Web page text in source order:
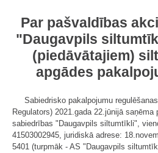
Par pašvaldības
"Daugavpils
(piedāvātajiem)
apgādes
Sabiedrisko pakalpojumu
Regulators) 2021.gada 22.jūnijā
sabiedrības "Daugavpils siltumtīkli",
41503002945, juridiskā adrese:
5401 (turpmāk - AS "Daugavpils